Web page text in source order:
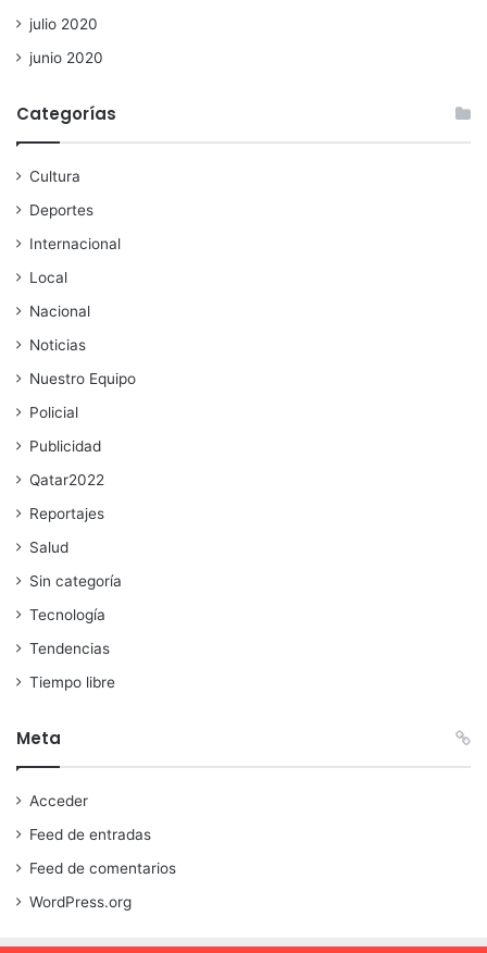
julio 2020
junio 2020
Categorías
Cultura
Deportes
Internacional
Local
Nacional
Noticias
Nuestro Equipo
Policial
Publicidad
Qatar2022
Reportajes
Salud
Sin categoría
Tecnología
Tendencias
Tiempo libre
Meta
Acceder
Feed de entradas
Feed de comentarios
WordPress.org